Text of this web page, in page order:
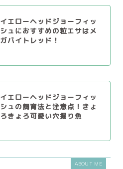
イエローヘッドジョーフィッ
シュにおすすめの粒エサはメ
ガバイトレッド！
イエローヘッドジョーフィッ
シュの飼育法と注意点！きょ
ろきょろ可愛い穴掘り魚
ABOUT ME